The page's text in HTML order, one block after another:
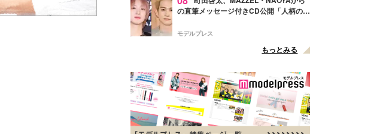
の直筆メッセージ付きCD公開「人柄の良
モデルプレス
もっとみる